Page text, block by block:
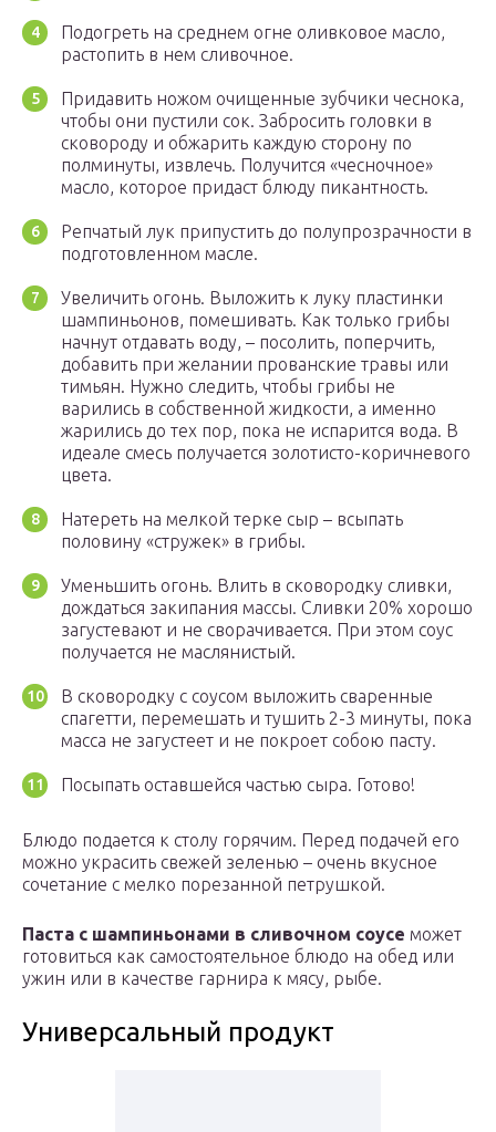
Подогреть на среднем огне оливковое масло,
растопить в нем сливочное.
Придавить ножом очищенные зубчики чеснока,
чтобы они пустили сок. Забросить головки в
сковороду и обжарить каждую сторону по
полминуты, извлечь. Получится «чесночное»
масло, которое придаст блюду пикантность.
Репчатый лук припустить до полупрозрачности в
подготовленном масле.
Увеличить огонь. Выложить к луку пластинки
шампиньонов, помешивать. Как только грибы
начнут отдавать воду, – посолить, поперчить,
добавить при желании прованские травы или
тимьян. Нужно следить, чтобы грибы не
варились в собственной жидкости, а именно
жарились до тех пор, пока не испарится вода. В
идеале смесь получается золотисто-коричневого
цвета.
Натереть на мелкой терке сыр – всыпать
половину «стружек» в грибы.
Уменьшить огонь. Влить в сковородку сливки,
дождаться закипания массы. Сливки 20% хорошо
загустевают и не сворачивается. При этом соус
получается не маслянистый.
В сковородку с соусом выложить сваренные
спагетти, перемешать и тушить 2-3 минуты, пока
масса не загустеет и не покроет собою пасту.
Посыпать оставшейся частью сыра. Готово!
Блюдо подается к столу горячим. Перед подачей его
можно украсить свежей зеленью – очень вкусное
сочетание с мелко порезанной петрушкой.
Паста с шампиньонами в сливочном соусе может
готовиться как самостоятельное блюдо на обед или
ужин или в качестве гарнира к мясу, рыбе.
Универсальный продукт